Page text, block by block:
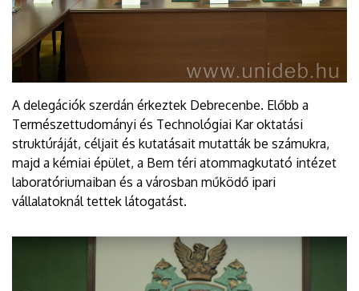
A delegációk szerdán érkeztek Debrecenbe. Előbb a
Természettudományi és Technológiai Kar oktatási
struktúráját, céljait és kutatásait mutatták be számukra,
majd a kémiai épület, a Bem téri atommagkutató intézet
laboratóriumaiban és a városban működő ipari
vállalatoknál tettek látogatást.